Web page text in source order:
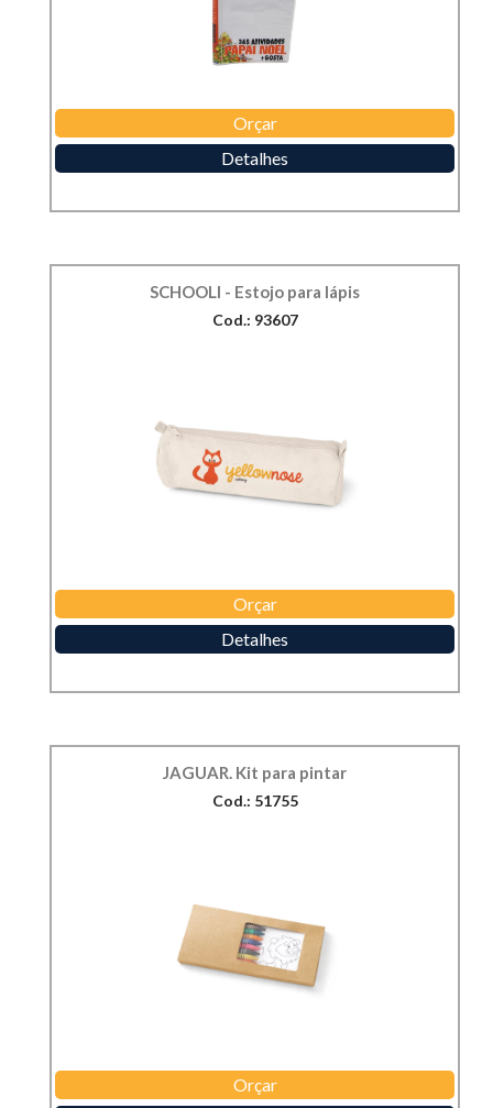
Orçar
Detalhes
SCHOOLI - Estojo para lápis
Cod.: 93607
Orçar
Detalhes
JAGUAR. Kit para pintar
Cod.: 51755
Orçar